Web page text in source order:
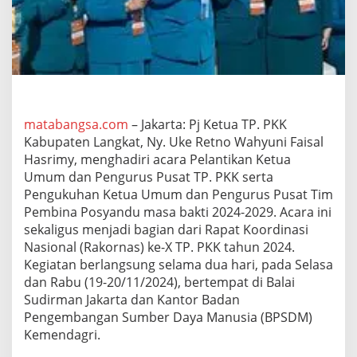
g
u
r
s
P
a
t
T
P
.
P
K
K
d
a
n
R
a
k
o
matabangsa.com – Jakarta: Pj Ketua TP. PKK
Kabupaten Langkat, Ny. Uke Retno Wahyuni Faisal
Hasrimy, menghadiri acara Pelantikan Ketua
Umum dan Pengurus Pusat TP. PKK serta
Pengukuhan Ketua Umum dan Pengurus Pusat Tim
Pembina Posyandu masa bakti 2024-2029. Acara ini
sekaligus menjadi bagian dari Rapat Koordinasi
Nasional (Rakornas) ke-X TP. PKK tahun 2024.
Kegiatan berlangsung selama dua hari, pada Selasa
dan Rabu (19-20/11/2024), bertempat di Balai
Sudirman Jakarta dan Kantor Badan
Pengembangan Sumber Daya Manusia (BPSDM)
Kemendagri.